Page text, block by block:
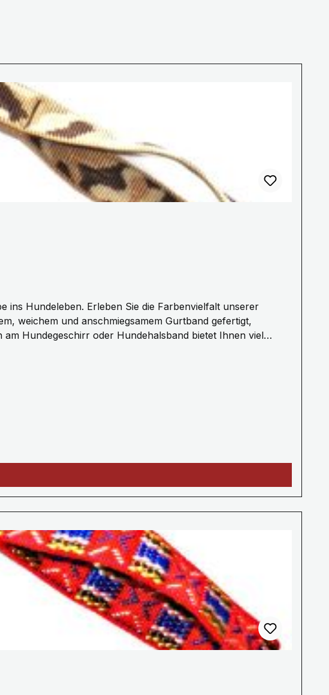
weichem und anschmiegsamem Gurtband gefertigt,
Hundegeschirr oder Hundehalsband bietet Ihnen viel